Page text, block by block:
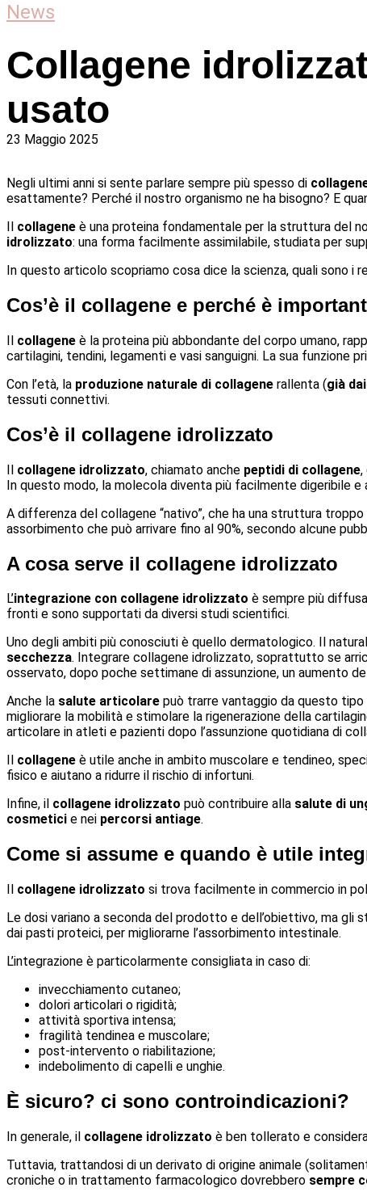
News
Collagene
usato
23 Maggio 2025
Negli ultimi anni si sente parlare sempre più spesso di
esattamente? Perché il nostro organismo ne ha bisogno? E
Il collagene è una proteina fondamentale per la struttura del
idrolizzato: una forma facilmente assimilabile, studiata per
In questo articolo scopriamo cosa dice la scienza, quali sono i
Cos’è il collagene e perché è
Il collagene è la proteina più abbondante del corpo umano,
cartilagini, tendini, legamenti e vasi sanguigni. La sua funzione
Con l’età, la produzione naturale di collagene rallenta (già
tessuti connettivi.
Cos’è il collagene idrolizzato
Il collagene idrolizzato, chiamato anche peptidi di collagene,
In questo modo, la molecola diventa più facilmente digeribile e
A differenza del collagene “nativo”, che ha una struttura
assorbimento che può arrivare fino al 90%, secondo alcune
A cosa serve il collagene idrolizzato
L’integrazione con collagene idrolizzato è sempre più
fronti e sono supportati da diversi studi scientifici.
Uno degli ambiti più conosciuti è quello dermatologico. Il
secchezza. Integrare collagene idrolizzato, soprattutto se
osservato, dopo poche settimane di assunzione, un aumento
Anche la salute articolare può trarre vantaggio da questo
migliorare la mobilità e stimolare la rigenerazione della
articolare in atleti e pazienti dopo l’assunzione quotidiana di
collagene è utile anche in ambito muscolare e tendineo,
fisico e aiutano a ridurre il rischio di infortuni.
Infine, il collagene idrolizzato può contribuire alla salute di
cosmetici e nei percorsi antiage.
Come si assume e quando è utile
collagene idrolizzato si trova facilmente in commercio in
Le dosi variano a seconda del prodotto e dell’obiettivo, ma gli
dai pasti proteici, per migliorarne l’assorbimento intestinale.
L’integrazione è particolarmente consigliata in caso di:
invecchiamento cutaneo;
dolori articolari o rigidità;
attività sportiva intensa;
fragilità tendinea e muscolare;
post-intervento o riabilitazione;
indebolimento di capelli e unghie.
È sicuro? ci sono controindicazioni?
In generale, il collagene idrolizzato è ben tollerato e
Tuttavia, trattandosi di un derivato di origine animale
croniche o in trattamento farmacologico dovrebbero sempre